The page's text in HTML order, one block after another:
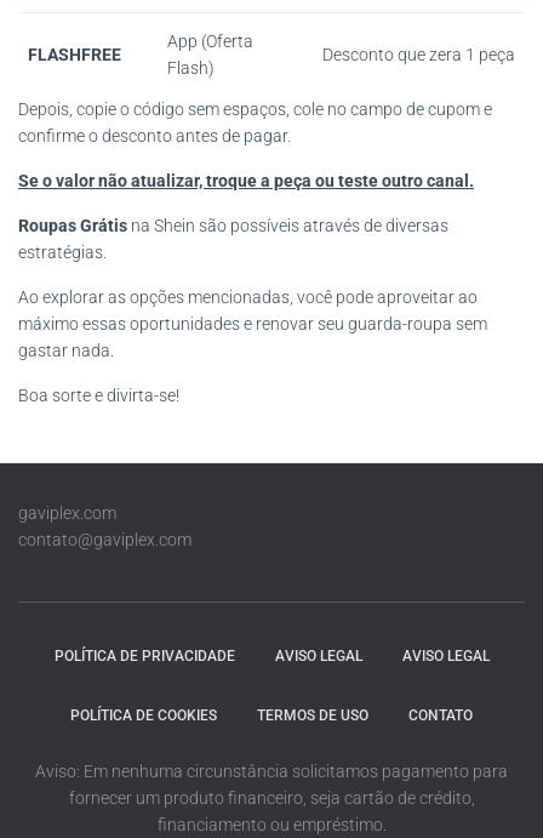
FLASHFREE
App (Oferta
Flash)
Desconto que zera 1 peça
Depois, copie o código sem espaços, cole no campo de cupom e
confirme o desconto antes de pagar.
Se o valor não atualizar, troque a peça ou teste outro canal.
Roupas Grátis na Shein são possíveis através de diversas
estratégias.
Ao explorar as opções mencionadas, você pode aproveitar ao
máximo essas oportunidades e renovar seu guarda-roupa sem
gastar nada.
Boa sorte e divirta-se!
gaviplex.com
contato@gaviplex.com
POLÍTICA DE PRIVACIDADE AVISO LEGAL AVISO LEGAL
POLÍTICA DE COOKIES TERMOS DE USO CONTATO
Aviso: Em nenhuma circunstância solicitamos pagamento para
fornecer um produto financeiro, seja cartão de crédito,
financiamento ou empréstimo.